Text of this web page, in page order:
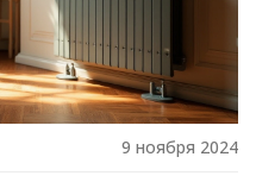
9 ноября 2024